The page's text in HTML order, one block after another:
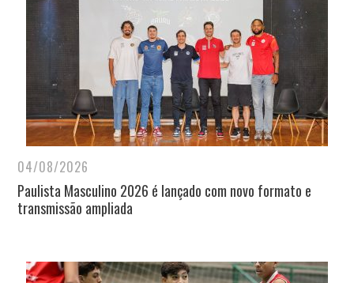
04/08/2026
Paulista Masculino 2026 é lançado com novo formato e
transmissão ampliada